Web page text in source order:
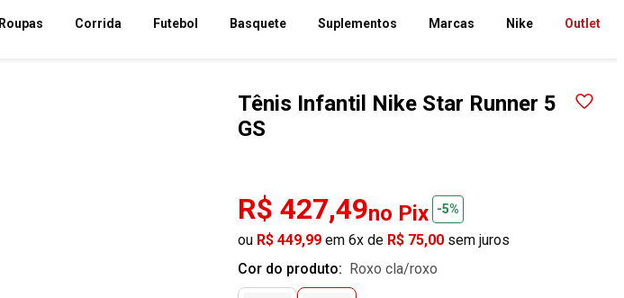
Roupas Corrida Futebol Basquete Suplementos Marcas Nike Outlet
Tênis Infantil Nike Star Runner 5
GS
R$ 427,49no Pix -5%
ou R$ 449,99 em 6x de R$ 75,00 sem juros
Cor do produto:
roxo cla/roxo